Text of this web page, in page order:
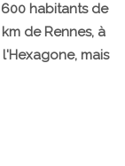
habitants de
de Rennes, à
mais